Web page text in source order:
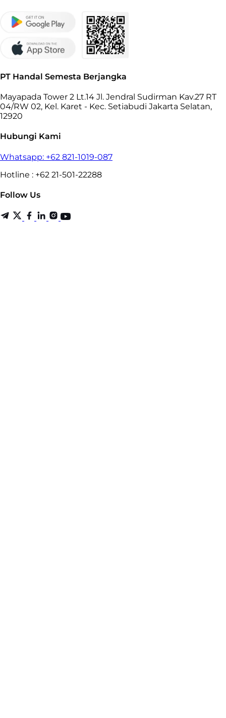
PT Handal Semesta Berjangka
Mayapada Tower 2 Lt.14 Jl. Jendral Sudirman Kav.27 RT
04/RW 02, Kel. Karet - Kec. Setiabudi Jakarta Selatan,
12920
Hubungi Kami
Whatsapp: +62 821-1019-087
Hotline : +62 21-501-22288
Follow Us